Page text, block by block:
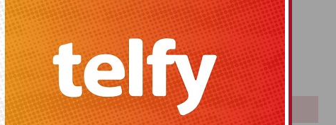
Primitiva
El Gordo
Euromillones
Loteria
Once
PUBLICIDAD